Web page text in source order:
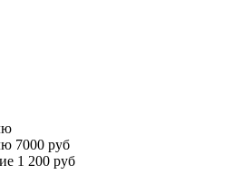
7000 руб
1 200 руб